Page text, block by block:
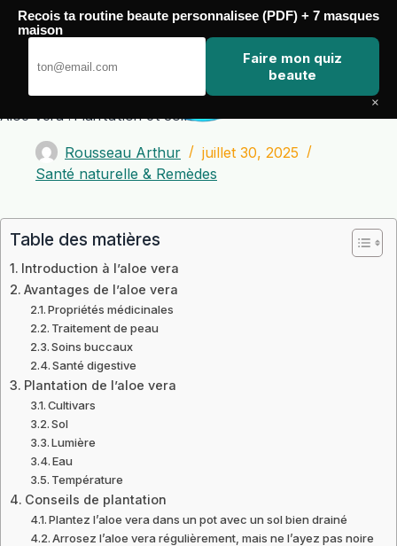
Passer
contenu
Aloe Vera : Plantation et Soins
Rousseau Arthur
juillet 30, 2025
Santé naturelle & Remèdes
Table des matières
Introduction à l’aloe vera
Avantages de l’aloe vera
Propriétés médicinales
Traitement de peau
Soins buccaux
Santé digestive
Plantation de l’aloe vera
Cultivars
Sol
Lumière
Eau
Température
Conseils de plantation
Plantez l’aloe vera dans un pot avec un sol bien drainé
Arrosez l’aloe vera régulièrement, mais ne l’ayez pas noire
Recois ta routine beaute personnalisee (PDF) + 7 masques
maison
Faire mon quiz
beaute
×